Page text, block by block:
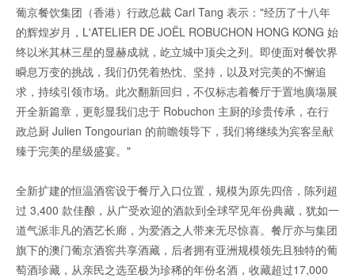
葡京餐饮集团（香港）行政总裁 Carl Tang 表示："经历了十八年
的辉煌岁月，L'ATELIER DE JOËL ROBUCHON HONG KONG 始
终以米其林三星的显赫成就，屹立城中顶尖之列。即使面对餐饮界
瞬息万变的挑战，我们仍凭着热忱、坚持，以及对完美的不懈追
求，持续引领市场。此次翻新回归，不仅标志着餐厅于置地廣塲展
开全新篇章，更彰显我们忠于 Robuchon 主厨的珍贵传承，在行
政总厨 Julien Tongourian 的前瞻领导下，我们将继续为宾客呈献
臻于完美的星级盛宴。"
全新扩建的恒温酒窖设于餐厅入口位置，规模为原先四倍，陈列超
过 3,400 款佳酿，从广受欢迎的酒款到全球罕见年份典藏，犹如一
道气派非凡的酒艺长廊，为爱酒之人带来无尽惊喜。餐厅亦与集团
旗下的澳门葡京酒窖共享酒藏，后者拥有亚洲规模领先且独特的葡
萄酒珍藏，从亲民之选至极为珍稀的年份名酒，收藏超过17,000